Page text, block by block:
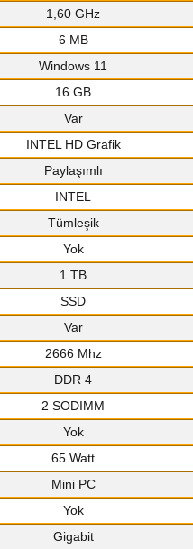
1,60 GHz
6 MB
Windows 11
16 GB
Var
INTEL HD Grafik
Paylaşımlı
INTEL
Tümleşik
Yok
1 TB
SSD
Var
2666 Mhz
DDR 4
2 SODIMM
Yok
65 Watt
Mini PC
Yok
Gigabit